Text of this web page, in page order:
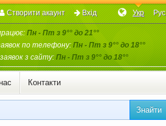
Пн - Пт з 9°° до 21°°
по телефону:Пн - Пт з 9°° до 18°°
з сайту:Пн - Пт з 9°° до 18°°
Укр Рус
Створити акаунт Вхід
Контакти
Знайти